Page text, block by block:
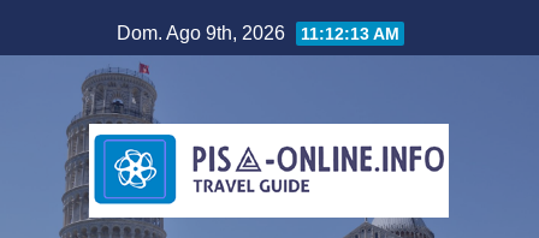
al
contenuto
Dom. Ago 9th, 2026 11:12:14 AM